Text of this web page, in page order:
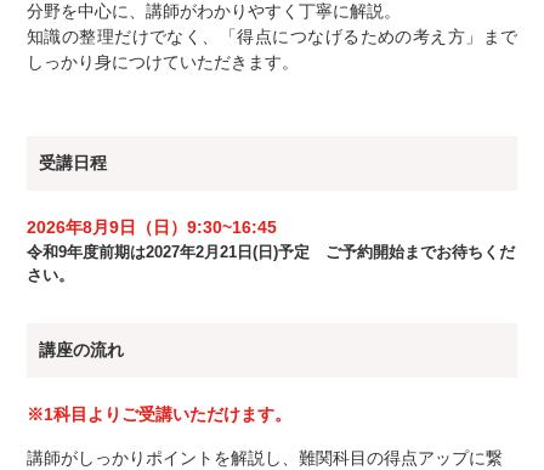
分野を中心に、講師がわかりやすく丁寧に解説。
知識の整理だけでなく、「得点につなげるための考え方」まで
しっかり身につけていただきます。
受講日程
2026年8月9日（日）9:30~16:45
令和9年度前期は2027年2月21日(日)予定 ご予約開始までお待ちくだ
さい。
講座の流れ
※1科目よりご受講いただけます。
講師がしっかりポイントを解説し、難関科目の得点アップに繋